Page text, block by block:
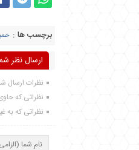
برچسب ها :
ارسال نظر
نظرات ارسال
نظراتی که
نظراتی که به